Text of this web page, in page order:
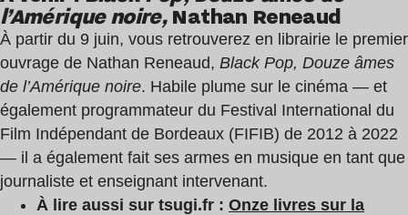
l’Amérique noire,Nathan Reneaud
À partir du 9 juin, vous retrouverez en librairie le premier
ouvrage de Nathan Reneaud, Black Pop, Douze âmes
de l’Amérique noire. Habile plume sur le cinéma — et
également programmateur du Festival International du
Film Indépendant de Bordeaux (FIFIB) de 2012 à 2022
— il a également fait ses armes en musique en tant que
journaliste et enseignant intervenant.
À lire aussi sur tsugi.fr : Onze livres sur la